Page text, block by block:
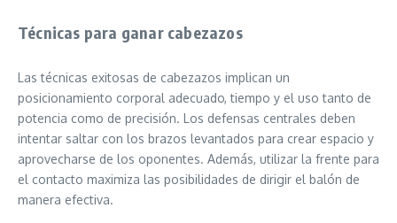
Técnicas para ganar cabezazos
Las técnicas exitosas de cabezazos implican un
posicionamiento corporal adecuado, tiempo y el uso tanto de
potencia como de precisión. Los defensas centrales deben
intentar saltar con los brazos levantados para crear espacio y
aprovecharse de los oponentes. Además, utilizar la frente para
el contacto maximiza las posibilidades de dirigir el balón de
manera efectiva.